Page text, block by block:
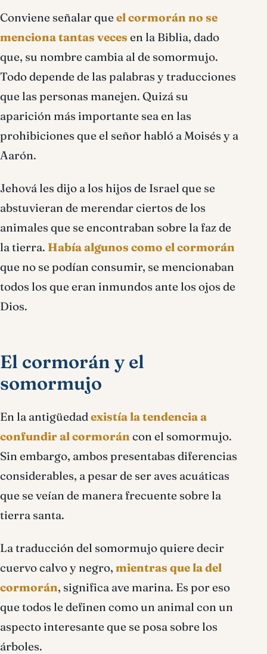
Conviene señalar que el cormorán no se
menciona tantas veces en la Biblia, dado
que, su nombre cambia al de somormujo.
Todo depende de las palabras y traducciones
que las personas manejen. Quizá su
aparición más importante sea en las
prohibiciones que el señor habló a Moisés y a
Aarón.
Jehová les dijo a los hijos de Israel que se
abstuvieran de merendar ciertos de los
animales que se encontraban sobre la faz de
la tierra. Había algunos como el cormorán
que no se podían consumir, se mencionaban
todos los que eran inmundos ante los ojos de
Dios.
El cormorán y el
somormujo
En la antigüedadexistía la tendencia a
confundir al cormorán con el somormujo.
Sin embargo, ambos presentabas diferencias
considerables, a pesar de ser aves acuáticas
que se veían de manera frecuente sobre la
tierra santa.
La traducción del somormujo quiere decir
cuervo calvo y negro, mientras que la del
cormorán, significa ave marina. Es por eso
que todos le definen como un animal con un
aspecto interesante que se posa sobre los
árboles.